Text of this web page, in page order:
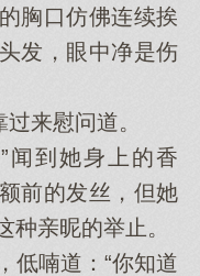
口仿佛连续挨
发，眼中净是伤
来慰问道。
到她身上的香
前的发丝，但她
种亲昵的举止。
喃道：“你知道